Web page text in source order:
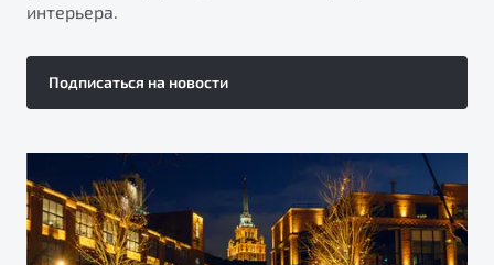
интерьера.
Подписаться на новости